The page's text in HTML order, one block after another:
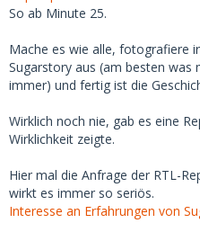
So ab Minute 25.
Mache es wie alle, fotografiere
Sugarstory aus (am besten was
immer) und fertig ist die
Wirklich noch nie, gab es eine
Wirklichkeit zeigte.
Hier mal die Anfrage der RTL-
wirkt es immer so seriös.
Interesse an Erfahrungen von